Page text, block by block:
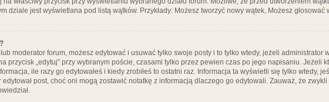
dziale jest wyświetlana pod listą wątków. Przykłady: Możesz tworzyć nowy wątek, Możesz głosować
moderator forum, możesz edytować i usuwać tylko swoje posty i to tylko wtedy, jeżeli administrator
przycisk „edytuj” przy wybranym poście, czasami tylko przez pewien czas po jego napisaniu. Jeżeli
ile razy go edytowałeś i kiedy zrobiłeś to ostatni raz. Informacja ta wyświetli się tylko wtedy,
post, choć oni mogą zostawić notatkę z informacją dlaczego go edytowali. Zauważ, że